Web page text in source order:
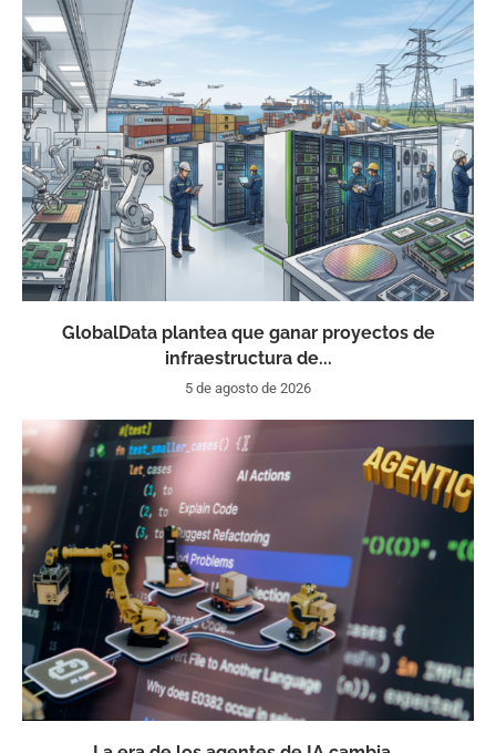
GlobalData plantea que ganar proyectos de
infraestructura de...
5 de agosto de 2026